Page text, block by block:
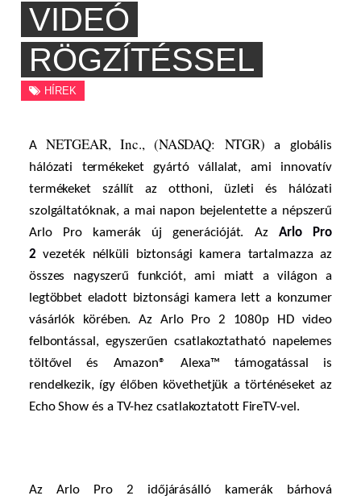
VIDEÓ
RÖGZÍTÉSSEL
HÍREK
ANETGEAR, Inc., (NASDAQ: NTGR) a globális
hálózati termékeket gyártó vállalat, ami innovatív
termékeket szállít az otthoni, üzleti és hálózati
szolgáltatóknak, a mai napon bejelentette a népszerű
Arlo Pro kamerák új generációját. Az
Arlo Pro
2 vezeték nélküli biztonsági kamera tartalmazza az
összes nagyszerű funkciót, ami miatt a világon a
legtöbbet eladott biztonsági kamera lett a konzumer
vásárlók körében. Az Arlo Pro 2 1080p HD video
felbontással, egyszerűen csatlakoztatható napelemes
töltővel és Amazon® Alexa™ támogatással is
rendelkezik, így élőben követhetjük a történéseket az
Echo Show és a TV-hez csatlakoztatott FireTV-vel.
Az Arlo Pro 2 időjárásálló kamerák bárhová